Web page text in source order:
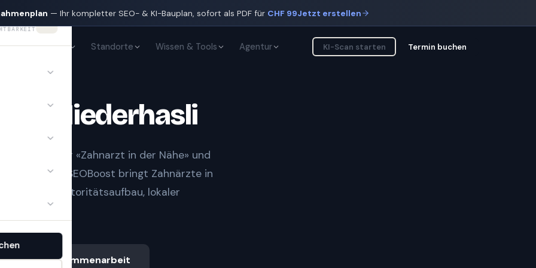
— Ihr kompletter SEO- & KI-Bauplan, sofort als PDF für CHF 99Jetzt erstellen
KI-Sichtbarkeit Standorte Wissen & Tools Agentur KI-Scan starten Termin buchen
inNiederhasli
Notfall» oder «Zahnarzt in der Nähe» und
Treffern.
SEOBoost bringt Zahnärzte in
Autoritätsaufbau, lokaler
Ablauf & Zusammenarbeit